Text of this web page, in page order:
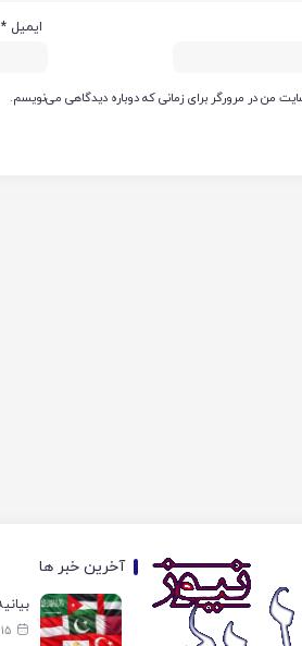
ایمیل *
من در مرورگر برای زمانی که دوباره دیدگاهی می‌نویسم.
آخرین خبر ها
15 مرداد 1405 - ۱۶:۳۶